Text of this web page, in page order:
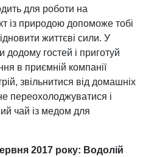
для роботи на
із природою допоможе тобі
життєві сили. У
додому гостей і приготуй
в приємній компанії
звільнитися від домашніх
переохолоджуватися і
чай із медом для
2017 року: Водолій